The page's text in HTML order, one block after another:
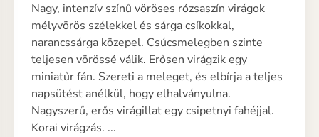
Nagy, intenzív színű vöröses rózsaszín virágok
mélyvörös szélekkel és sárga csíkokkal,
narancssárga közepel. Csúcsmelegben szinte
teljesen vörössé válik. Erősen virágzik egy
miniatűr fán. Szereti a meleget, és elbírja a teljes
napsütést anélkül, hogy elhalványulna.
Nagyszerű, erős virágillat egy csipetnyi fahéjjal.
Korai virágzás. ...